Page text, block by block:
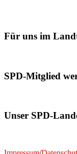
Für uns im
SPD-Mitglied
Unser SPD-